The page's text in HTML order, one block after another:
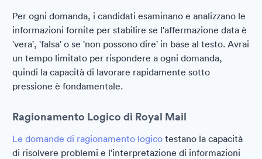
Per ogni domanda, i candidati esaminano e analizzano le
informazioni fornite per stabilire se l'affermazione data è
'vera', 'falsa' o se 'non possono dire' in base al testo. Avrai
un tempo limitato per rispondere a ogni domanda,
quindi la capacità di lavorare rapidamente sotto
pressione è fondamentale.
Ragionamento Logico di Royal Mail
Le domande di ragionamento logico testano la capacità
di risolvere problemi e l'interpretazione di informazioni